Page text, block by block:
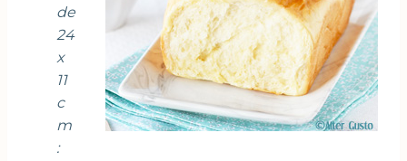
de
24
x
11
c
m
: